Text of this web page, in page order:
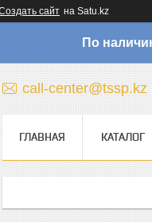
сайт на Satu.kz
По
call-center@tssp.kz
ГЛАВНАЯ КАТАЛОГ